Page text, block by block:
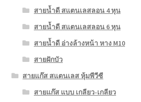
สายน้ำดี สแตนเลสลอน 4 หุน
สายน้ำดี สแตนเลสลอน 6 หุน
สายน้ำดี อ่างล้างหน้า หาง M10
สายฝักบัว
สายแก๊ส สแตนเลส หุ้มพีวีซี
สายแก๊ส แบบ เกลียว-เกลียว